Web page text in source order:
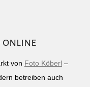
online
von Foto Köberl –
betreiben auch